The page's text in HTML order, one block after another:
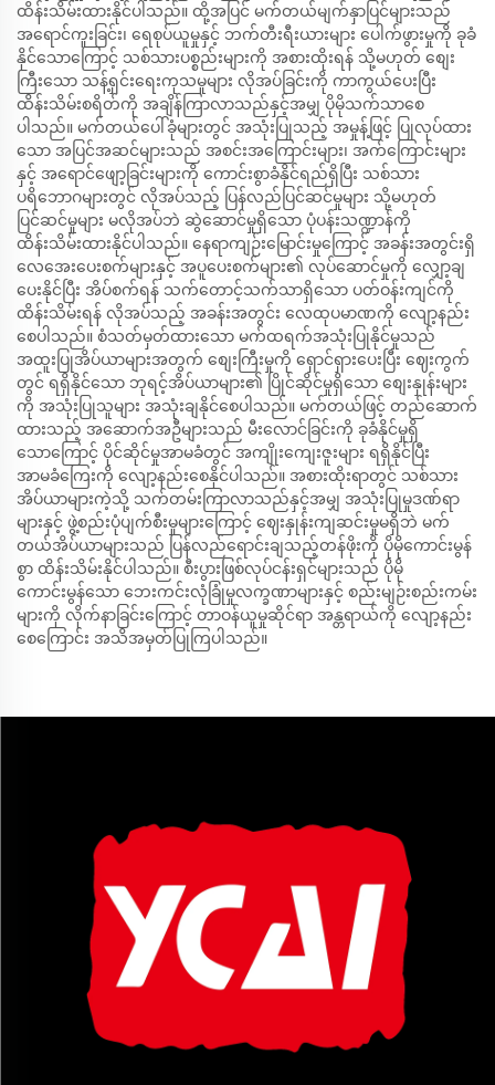
ထိန်းသိမ်းထားနိုင်ပါသည်။ ထို့အပြင် မက်တယ်မျက်နှာပြင်များသည်
အရောင်ကူးခြင်း၊ ရေစုပ်ယူမှုနှင့် ဘက်တီးရီးယားများ ပေါက်ဖွားမှုကို ခုခံ
နိုင်သောကြောင့် သစ်သားပစ္စည်းများကို အစားထိုးရန် သို့မဟုတ် စျေး
ကြီးသော သန့်ရှင်းရေးကုသမှုများ လိုအပ်ခြင်းကို ကာကွယ်ပေးပြီး
ထိန်းသိမ်းစရိတ်ကို အချိန်ကြာလာသည်နှင့်အမျှ ပိုမိုသက်သာစေ
ပါသည်။ မက်တယ်ပေါ်ခုံများတွင် အသုံးပြုသည့် အမှုန့်ဖြင့် ပြုလုပ်ထား
သော အပြင်အဆင်များသည် အစင်းအကြောင်းများ၊ အက်ကြောင်းများ
နှင့် အရောင်ဖျော့ခြင်းများကို ကောင်းစွာခံနိုင်ရည်ရှိပြီး သစ်သား
ပရိဘောဂများတွင် လိုအပ်သည့် ပြန်လည်ပြင်ဆင်မှုများ သို့မဟုတ်
ပြင်ဆင်မှုများ မလိုအပ်ဘဲ ဆွဲဆောင်မှုရှိသော ပုံပန်းသဏ္ဍာန်ကို
ထိန်းသိမ်းထားနိုင်ပါသည်။ နေရာကျဉ်းမြောင်းမှုကြောင့် အခန်းအတွင်းရှိ
လေအေးပေးစက်များနှင့် အပူပေးစက်များ၏ လုပ်ဆောင်မှုကို လျှော့ချ
ပေးနိုင်ပြီး အိပ်စက်ရန် သက်တောင့်သက်သာရှိသော ပတ်ဝန်းကျင်ကို
ထိန်းသိမ်းရန် လိုအပ်သည့် အခန်းအတွင်း လေထုပမာဏကို လျော့နည်း
စေပါသည်။ စံသတ်မှတ်ထားသော မက်ထရက်အသုံးပြုနိုင်မှုသည်
အထူးပြုအိပ်ယာများအတွက် စျေးကြီးမှုကို ရှောင်ရှားပေးပြီး ဈေးကွက်
တွင် ရရှိနိုင်သော ဘုရင့်အိပ်ယာများ၏ ပြိုင်ဆိုင်မှုရှိသော စျေးနှုန်းများ
ကို အသုံးပြုသူများ အသုံးချနိုင်စေပါသည်။ မက်တယ်ဖြင့် တည်ဆောက်
ထားသည့် အဆောက်အဦများသည် မီးလောင်ခြင်းကို ခုခံနိုင်မှုရှိ
သောကြောင့် ပိုင်ဆိုင်မှုအာမခံတွင် အကျိုးကျေးဇူးများ ရရှိနိုင်ပြီး
အာမခံကြေးကို လျော့နည်းစေနိုင်ပါသည်။ အစားထိုးရာတွင် သစ်သား
အိပ်ယာများကဲ့သို့ သက်တမ်းကြာလာသည်နှင့်အမျှ အသုံးပြုမှုဒဏ်ရာ
များနှင့် ဖွဲ့စည်းပုံပျက်စီးမှုများကြောင့် ဈေးနှုန်းကျဆင်းမှုမရှိဘဲ မက်
တယ်အိပ်ယာများသည် ပြန်လည်ရောင်းချသည့်တန်ဖိုးကို ပိုမိုကောင်းမွန်
စွာ ထိန်းသိမ်းနိုင်ပါသည်။ စီးပွားဖြစ်လုပ်ငန်းရှင်များသည် ပိုမို
ကောင်းမွန်သော ဘေးကင်းလုံခြုံမှုလက္ခဏာများနှင့် စည်းမျဉ်းစည်းကမ်း
များကို လိုက်နာခြင်းကြောင့် တာဝန်ယူမှုဆိုင်ရာ အန္တရာယ်ကို လျော့နည်း
စေကြောင်း အသိအမှတ်ပြုကြပါသည်။